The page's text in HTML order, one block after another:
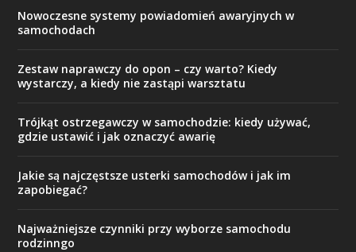
Nowoczesne systemy powiadomień awaryjnych w
samochodach
Zestaw naprawczy do opon – czy warto? Kiedy
wystarczy, a kiedy nie zastąpi warsztatu
Trójkąt ostrzegawczy w samochodzie: kiedy używać,
gdzie ustawić i jak oznaczyć awarię
Jakie są najczęstsze usterki samochodów i jak im
zapobiegać?
Najważniejsze czynniki przy wyborze samochodu
rodzinngo